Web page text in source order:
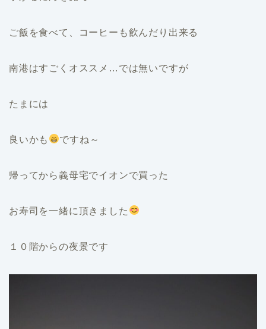
ご飯を食べて、コーヒーも飲んだり出来る
南港はすごくオススメ…では無いですが
たまには
良いかも ですね～
帰ってから義母宅でイオンで買った
お寿司を一緒に頂きました
１０階からの夜景です